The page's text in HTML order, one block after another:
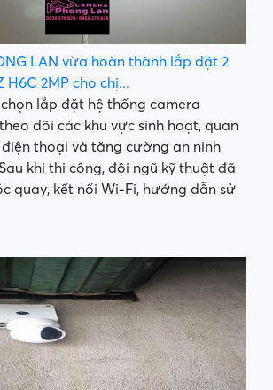
LAN vừa hoàn thành lắp đặt 2
H6C 2MP cho chị...
lắp đặt hệ thống camera
dõi các khu vực sinh hoạt, quan
thoại và tăng cường an ninh
khi thi công, đội ngũ kỹ thuật đã
quay, kết nối Wi-Fi, hướng dẫn sử